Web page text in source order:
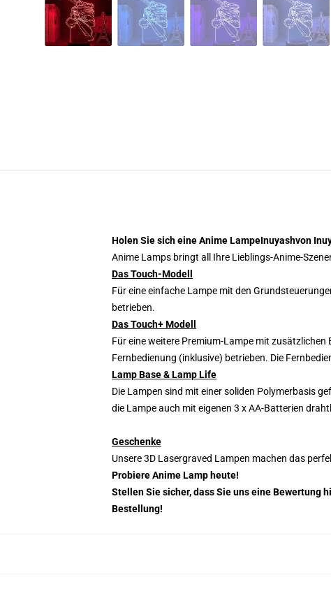
Holen Sie sich eine Anime LampeInuyashvon
Anime Lamps bringt all Ihre Lieblings-Anime-
Das Touch-Modell
Für eine einfache Lampe mit den
betrieben.
Das Touch+ Modell
Für eine weitere Premium-Lampe mit
Fernbedienung (inklusive) betrieben. Die
Lamp Base & Lamp Life
Die Lampen sind mit einer soliden Polymerbasis
die Lampe auch mit eigenen 3 x AA-Batterien
Geschenke
Unsere 3D Lasergraved Lampen machen das
Probiere Anime Lamp heute!
Stellen Sie sicher, dass Sie uns eine Bewertung
Bestellung!